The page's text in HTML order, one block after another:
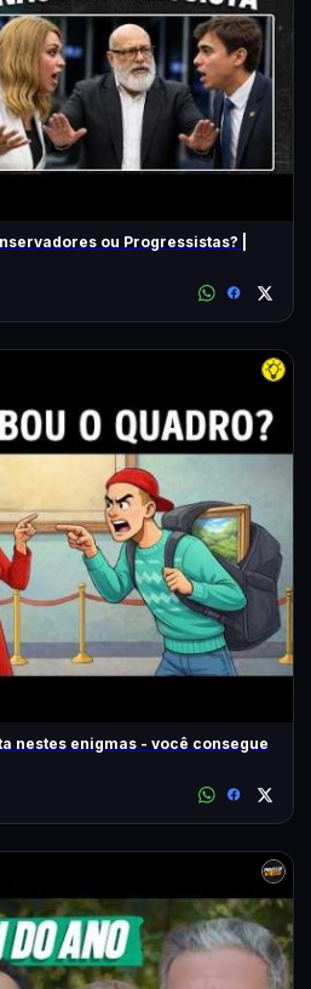
ou Progressistas? |
nestes enigmas - você consegue